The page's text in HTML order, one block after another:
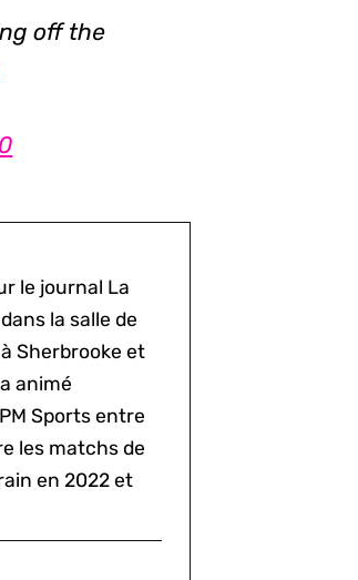
off the
le journal La
la salle de
Sherbrooke et
animé
Sports entre
les matchs de
en 2022 et